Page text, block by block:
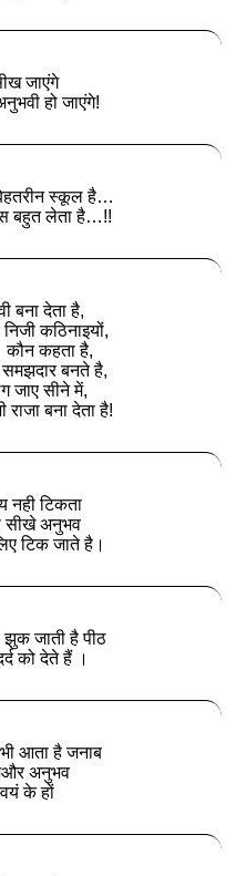
जाएंगे
हो जाएंगे!
स्कूल है…
बहुत लेता है…!!
बना देता है,
कठिनाइयों,
कौन कहता है,
बनते है,
जाए सीने में,
बना देता है!
नही टिकता
सीखे अनुभव
टिक जाते है।
जाती है पीठ
को देते हैं ।
आता है जनाब
अनुभव
के हों